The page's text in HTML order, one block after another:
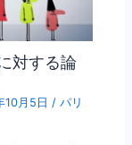
対する論
10月5日/パリ